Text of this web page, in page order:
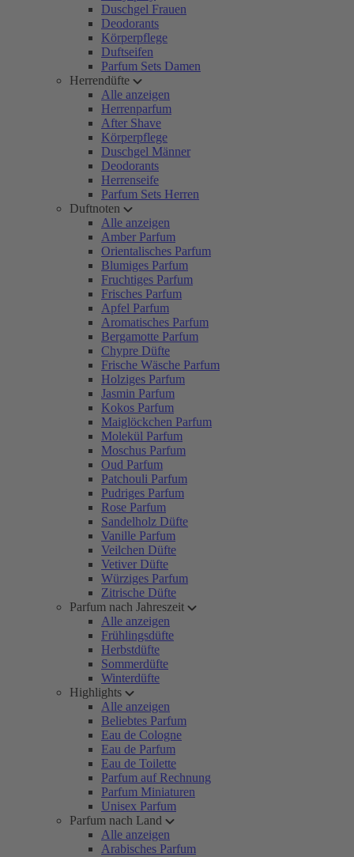
Duschgel Frauen
Deodorants
Körperpflege
Duftseifen
Parfum Sets Damen
Herrendüfte
Alle anzeigen
Herrenparfum
After Shave
Körperpflege
Duschgel Männer
Deodorants
Herrenseife
Parfum Sets Herren
Duftnoten
Alle anzeigen
Amber Parfum
Orientalisches Parfum
Blumiges Parfum
Fruchtiges Parfum
Frisches Parfum
Apfel Parfum
Aromatisches Parfum
Bergamotte Parfum
Chypre Düfte
Frische Wäsche Parfum
Holziges Parfum
Jasmin Parfum
Kokos Parfum
Maiglöckchen Parfum
Molekül Parfum
Moschus Parfum
Oud Parfum
Patchouli Parfum
Pudriges Parfum
Rose Parfum
Sandelholz Düfte
Vanille Parfum
Veilchen Düfte
Vetiver Düfte
Würziges Parfum
Zitrische Düfte
Parfum nach Jahreszeit
Alle anzeigen
Frühlingsdüfte
Herbstdüfte
Sommerdüfte
Winterdüfte
Highlights
Alle anzeigen
Beliebtes Parfum
Eau de Cologne
Eau de Parfum
Eau de Toilette
Parfum auf Rechnung
Parfum Miniaturen
Unisex Parfum
Parfum nach Land
Alle anzeigen
Arabisches Parfum